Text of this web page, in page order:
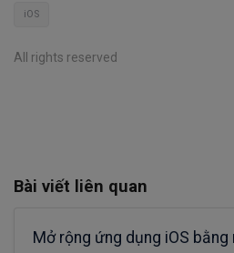
iOS
All rights reserved
Bài viết liên quan
Mở rộng ứng dụng iOS bằng